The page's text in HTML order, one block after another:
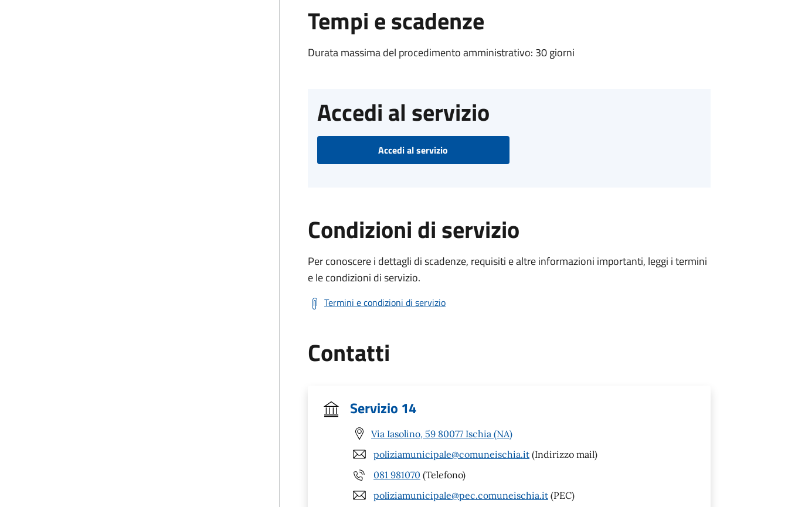
Tempi e scadenze
Durata massima del procedimento amministrativo: 30 giorni
Accedi al servizio
Accedi al servizio
Condizioni di servizio
Per conoscere i dettagli di scadenze, requisiti e altre informazioni importanti, leggi i termini
e le condizioni di servizio.
Termini e condizioni di servizio
Contatti
Servizio 14
Via Iasolino, 59 80077 Ischia (NA)
poliziamunicipale@comuneischia.it (Indirizzo mail)
081 981070 (Telefono)
poliziamunicipale@pec.comuneischia.it (PEC)